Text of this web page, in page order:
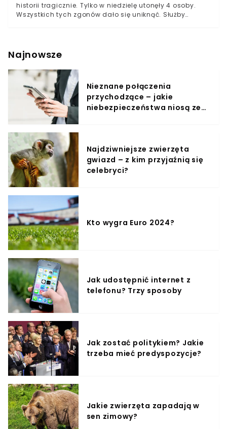
historii tragicznie. Tylko w niedzielę utonęły 4 osoby.
Wszystkich tych zgonów dało się uniknąć. Służby
Bezpieczeństwa na temat zgonów w czasie trwania
wakacji 2021 są wyjątkowo dramatyczne.Nadal wielu
urlopowiczów ginie z powodu utonięcia. Przyczyn jest
wiele, jednak efekt zawsze przynosi ze sobą mobilizację
służb. Niestety ratownicy nie zawsze są w stanie pomóc
poszkodowanym.
Najnowsze
Nieznane połączenia
przychodzące – jakie
niebezpieczeństwa niosą ze
Najdziwniejsze zwierzęta
gwiazd – z kim przyjaźnią się
celebryci?
Kto wygra Euro 2024?
Jak udostępnić internet z
telefonu? Trzy sposoby
Jak zostać politykiem? Jakie
trzeba mieć predyspozycje?
Jakie zwierzęta zapadają w
sen zimowy?